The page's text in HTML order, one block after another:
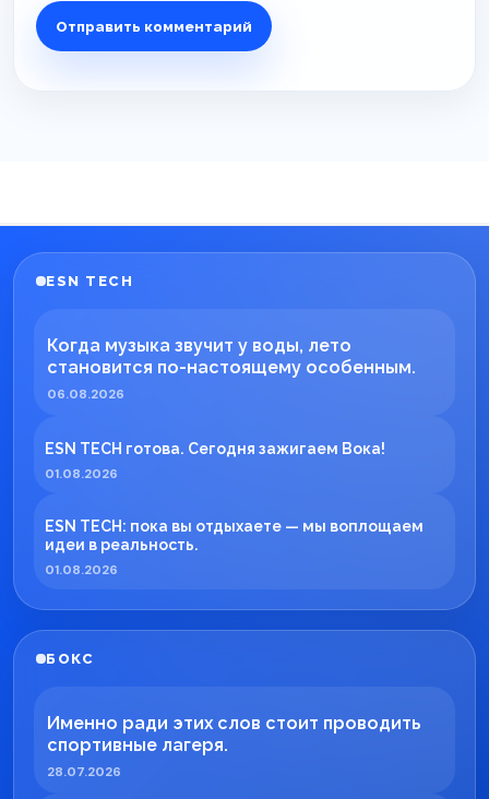
ESN TECH
Когда музыка звучит у воды, лето
становится по-настоящему особенным.
06.08.2026
ESN TECH готова. Сегодня зажигаем Вока!
01.08.2026
ESN TECH: пока вы отдыхаете — мы воплощаем
идеи в реальность.
01.08.2026
БОКС
Именно ради этих слов стоит проводить
спортивные лагеря.
28.07.2026